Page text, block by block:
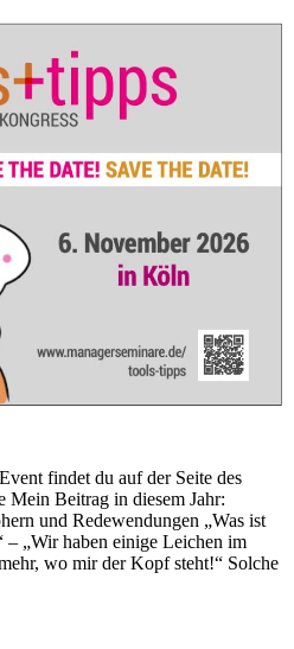
findet du auf der Seite des
Mein Beitrag in diesem Jahr:
und Redewendungen „Was ist
– „Wir haben einige Leichen im
wo mir der Kopf steht!“ Solche